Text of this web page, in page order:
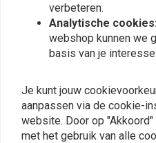
Plaats ook
Vergelijkbare
verbeteren.
Analytische cookies:
webshop kunnen we
basis van je
Je kunt jouw
aanpassen via de cookie-
website. Door op
met het gebruik van alle